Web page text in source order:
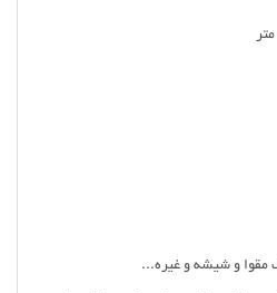
مقوا و شیشه و غیره...